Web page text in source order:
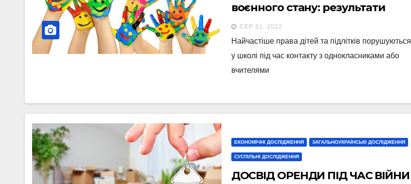
воєнного стану: результати
дослідження
СЕР 31, 2022
Найчастіше права дітей та підлітків порушуються
у школі під час контакту з однокласниками або
вчителями
ЕКОНОМІЧНІ ДОСЛІДЖЕННЯ ЗАГАЛЬНОУКРАЇНСЬКІ ДОСЛІДЖЕННЯ
СУСПІЛЬНІ ДОСЛІДЖЕННЯ
ДОСВІД ОРЕНДИ ПІД ЧАС ВІЙНИ